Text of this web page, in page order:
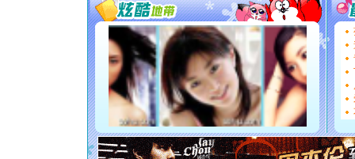
[圣诞节]
能正大光
都要快乐
[圣诞节]
如意,快
[元旦]
看
断电。
你是我
[元旦]如
起；二是